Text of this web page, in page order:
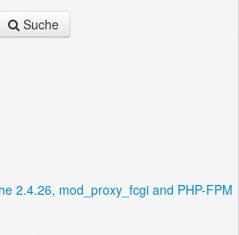
Suche
2.4.26, mod_proxy_fcgi and PHP-FPM